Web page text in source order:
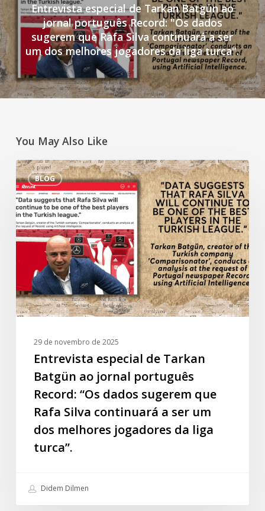
Entrevista especial de Tarkan Batgün ao
jornal português Record: "Os dados
sugerem que Rafa Silva continuará a ser
um dos melhores jogadores da liga turca".
You May Also Like
BLOG
Entrevista
especial
de
Tarkan
Batgün
ao
português
Record:
“Os
sugerem
continuará
jogadores
29 de novembro de 2025
Entrevista especial de Tarkan
Batgün ao jornal português
Record: “Os dados sugerem que
Rafa Silva continuará a ser um
dos melhores jogadores da liga
turca”.
Didem Dilmen